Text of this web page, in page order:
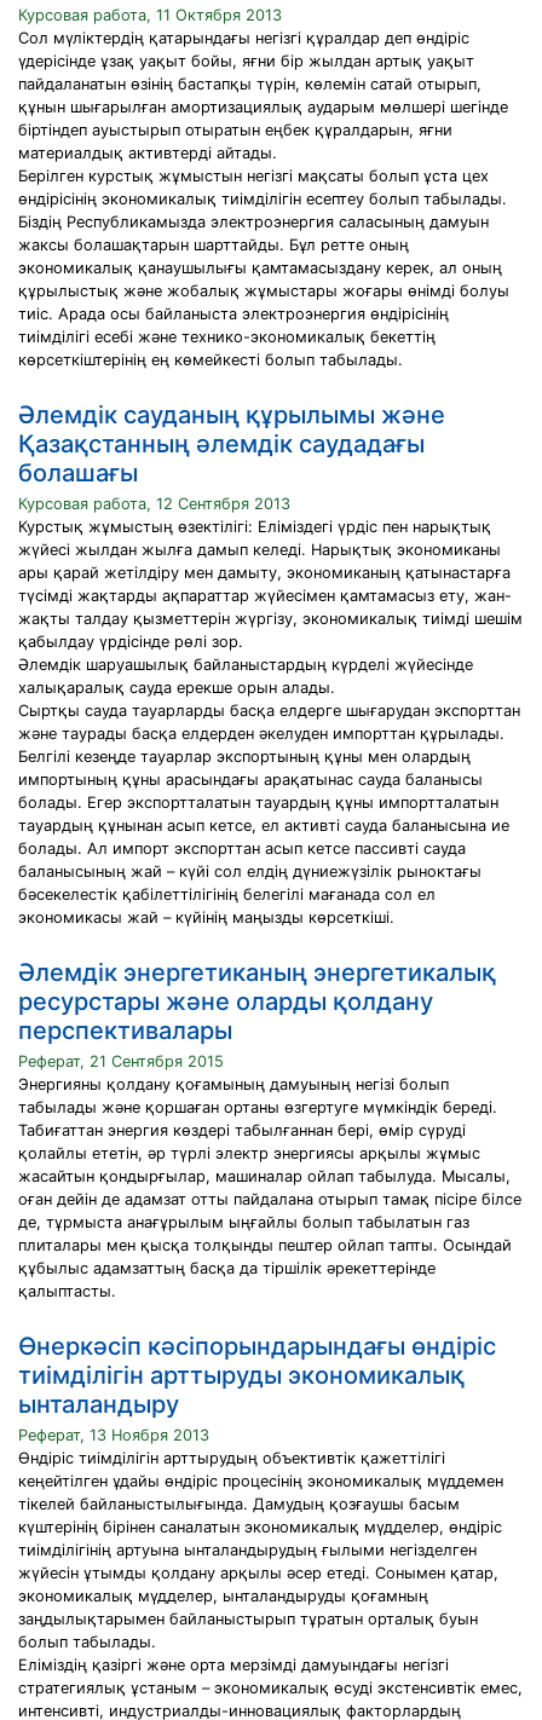
Курсовая работа, 11 Октября 2013
Сол мүліктердің қатарындағы негізгі құралдар деп өндіріс
үдерісінде ұзақ уақыт бойы, яғни бір жылдан артық уақыт
пайдаланатын өзінің бастапқы түрін, көлемін сатай отырып,
құнын шығарылған амортизациялық аударым мөлшері шегінде
біртіндеп ауыстырып отыратын еңбек құралдарын, яғни
материалдық активтерді айтады.
Берілген курстық жұмыстын негізгі мақсаты болып ұста цех
өндірісінің экономикалық тиімділігін есептеу болып табылады.
Біздің Республикамызда электроэнергия саласының дамуын
жаксы болашақтарын шарттайды. Бұл ретте оның
экономикалық қанаушылығы қамтамасыздану керек, ал оның
құрылыстық және жобалық жұмыстары жоғары өнімді болуы
тиіс. Арада осы байланыста электроэнергия өндірісінің
тиімділігі есебі және технико-экономикалық бекеттің
көрсеткіштерінің ең көмейкесті болып табылады.
Әлемдік сауданың құрылымы және
Қазақстанның әлемдік саудадағы
болашағы
Курсовая работа, 12 Сентября 2013
Курстық жұмыстың өзектілігі: Еліміздегі үрдіс пен нарықтық
жүйесі жылдан жылға дамып келеді. Нарықтық экономиканы
ары қарай жетілдіру мен дамыту, экономиканың қатынастарға
түсімді жақтарды ақпараттар жүйесімен қамтамасыз ету, жан-
жақты талдау қызметтерін жүргізу, экономикалық тиімді шешім
қабылдау үрдісінде рөлі зор.
Әлемдік шаруашылық байланыстардың күрделі жүйесінде
халықаралық сауда ерекше орын алады.
Сыртқы сауда тауарларды басқа елдерге шығарудан экспорттан
және таурады басқа елдерден әкелуден импорттан құрылады.
Белгілі кезеңде тауарлар экспортының құны мен олардың
импортының құны арасындағы арақатынас сауда баланысы
болады. Егер экспортталатын тауардың құны импортталатын
тауардың құнынан асып кетсе, ел активті сауда баланысына ие
болады. Ал импорт экспорттан асып кетсе пассивті сауда
баланысының жай – күйі сол елдің дүниежүзілік рыноктағы
бәсекелестік қабілеттілігінің белегілі мағанада сол ел
экономикасы жай – күйінің маңызды көрсеткіші.
Әлемдік энергетиканың энергетикалық
ресурстары және оларды қолдану
перспективалары
Реферат, 21 Сентября 2015
Энергияны қолдану қоғамының дамуының негізі болып
табылады және қоршаған ортаны өзгертуге мүмкіндік береді.
Табиғаттан энергия көздері табылғаннан бері, өмір сүруді
қолайлы ететін, әр түрлі электр энергиясы арқылы жұмыс
жасайтын қондырғылар, машиналар ойлап табылуда. Мысалы,
оған дейін де адамзат отты пайдалана отырып тамақ пісіре білсе
де, тұрмыста анағұрылым ыңғайлы болып табылатын газ
плиталары мен қысқа толқынды пештер ойлап тапты. Осындай
құбылыс адамзаттың басқа да тіршілік әрекеттерінде
қалыптасты.
Өнеркәсіп кәсіпорындарындағы өндіріс
тиімділігін арттыруды экономикалық
ынталандыру
Реферат, 13 Ноября 2013
Өндіріс тиімділігін арттырудың объективтік қажеттілігі
кеңейтілген ұдайы өндіріс процесінің экономикалық мүддемен
тікелей байланыстылығында. Дамудың қозғаушы басым
күштерінің бірінен саналатын экономикалық мүдделер, өндіріс
тиімділігінің артуына ынталандырудың ғылыми негізделген
жүйесін ұтымды қолдану арқылы әсер етеді. Сонымен қатар,
экономикалық мүдделер, ынталандыруды қоғамның
заңдылықтарымен байланыстырып тұратын орталық буын
болып табылады.
Еліміздің қазіргі және орта мерзімді дамуындағы негізгі
стратегиялық ұстаным – экономикалық өсуді экстенсивтік емес,
интенсивті, индустриалды-инновациялық факторлардың